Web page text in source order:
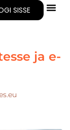
SISSE
ja e-